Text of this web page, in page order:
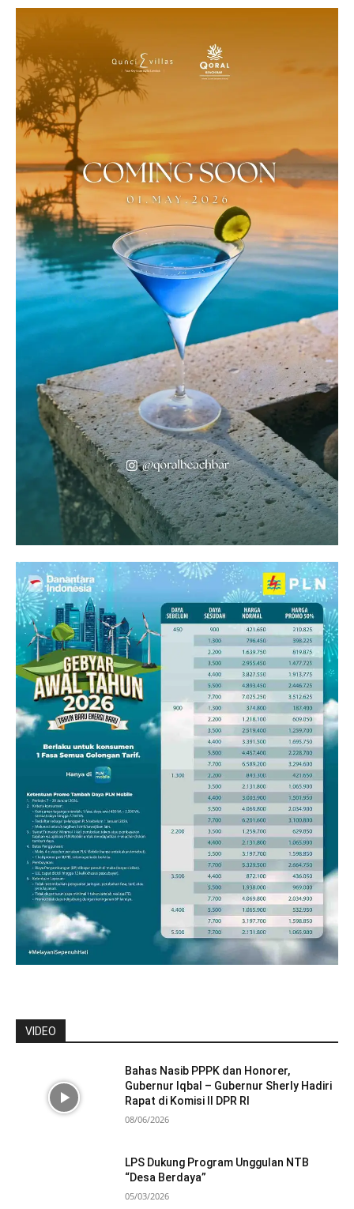
VIDEO
Bahas Nasib PPPK dan Honorer,
Gubernur Iqbal – Gubernur Sherly Hadiri
Rapat di Komisi II DPR RI
08/06/2026
LPS Dukung Program Unggulan NTB
“Desa Berdaya”
05/03/2026